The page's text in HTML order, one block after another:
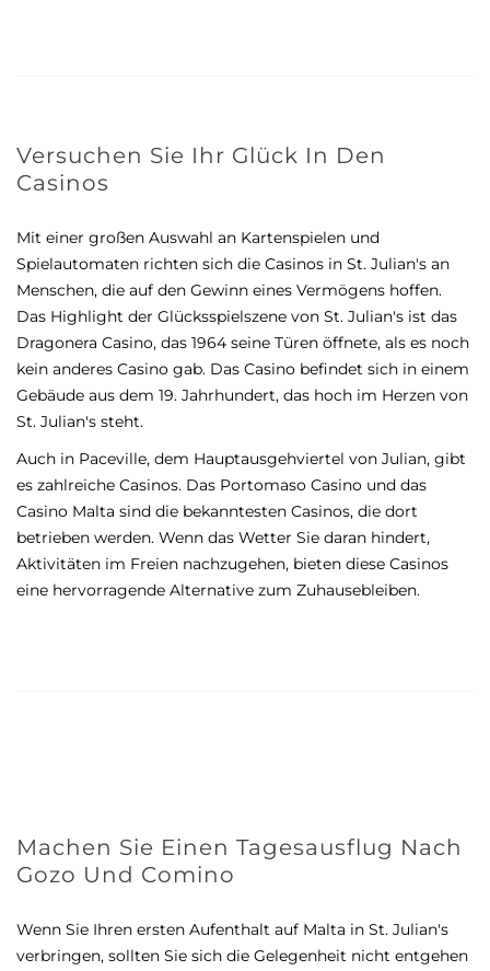
Versuchen Sie Ihr Glück In Den
Casinos
Mit einer großen Auswahl an Kartenspielen und
Spielautomaten richten sich die Casinos in St. Julian's an
Menschen, die auf den Gewinn eines Vermögens hoffen.
Das Highlight der Glücksspielszene von St. Julian's ist das
Dragonera Casino, das 1964 seine Türen öffnete, als es noch
kein anderes Casino gab. Das Casino befindet sich in einem
Gebäude aus dem 19. Jahrhundert, das hoch im Herzen von
St. Julian's steht.
Auch in Paceville, dem Hauptausgehviertel von Julian, gibt
es zahlreiche Casinos. Das Portomaso Casino und das
Casino Malta sind die bekanntesten Casinos, die dort
betrieben werden. Wenn das Wetter Sie daran hindert,
Aktivitäten im Freien nachzugehen, bieten diese Casinos
eine hervorragende Alternative zum Zuhausebleiben.
Machen Sie Einen Tagesausflug Nach
Gozo Und Comino
Wenn Sie Ihren ersten Aufenthalt auf Malta in St. Julian's
verbringen, sollten Sie sich die Gelegenheit nicht entgehen